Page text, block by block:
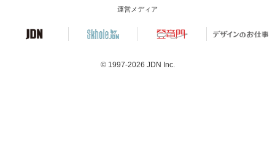
運営メディア
© 1997-2026 JDN Inc.